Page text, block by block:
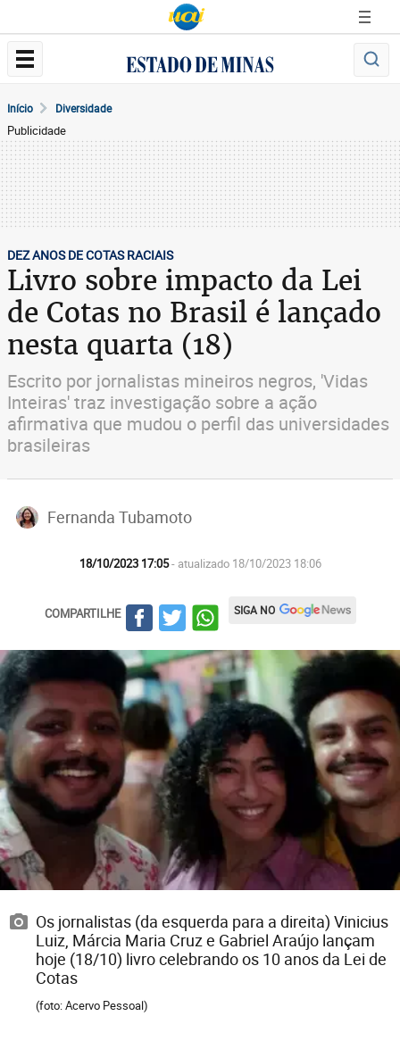
Início Diversidade
Publicidade
DEZ ANOS DE COTAS RACIAIS
Livro sobre impacto da Lei
de Cotas no Brasil é lançado
nesta quarta (18)
Escrito por jornalistas mineiros negros, 'Vidas
Inteiras' traz investigação sobre a ação
afirmativa que mudou o perfil das universidades
brasileiras
Fernanda Tubamoto
18/10/2023 17:05- atualizado 18/10/2023 18:06
COMPARTILHE SIGA NO
Os jornalistas (da esquerda para a direita) Vinicius
Luiz, Márcia Maria Cruz e Gabriel Araújo lançam
hoje (18/10) livro celebrando os 10 anos da Lei de
Cotas
(foto: Acervo Pessoal)